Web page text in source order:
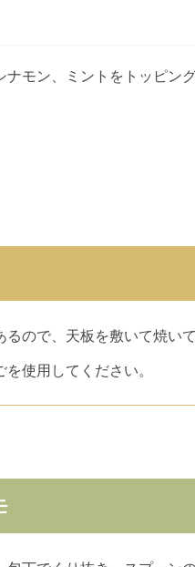
モン、ミントをトッピン
ので、天板を敷いて焼いて
使用してください。